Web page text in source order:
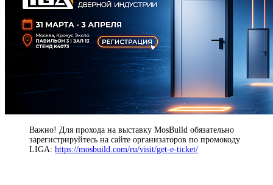
Важно! Для прохода на выставку MosBuild обязательно
зарегистрируйтесь на сайте организаторов по промокоду
LIGA: https://mosbuild.com/ru/visit/get-e-ticket/